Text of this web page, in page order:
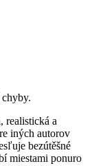
realistická a
iných autorov
bezútěšné
miestami ponuro